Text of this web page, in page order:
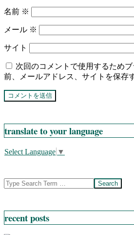
名前 ※
メール ※
サイト
次回のコメントで使用するため
前、メールアドレス、サイトを保存
translate to your language
Select Language ▼
Search
recent posts